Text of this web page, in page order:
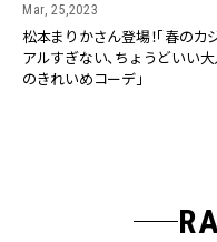
Mar, 25,2023
松本まりかさん登場！「春のカ
アルすぎない、ちょうどいい大
のきれいめコーデ」